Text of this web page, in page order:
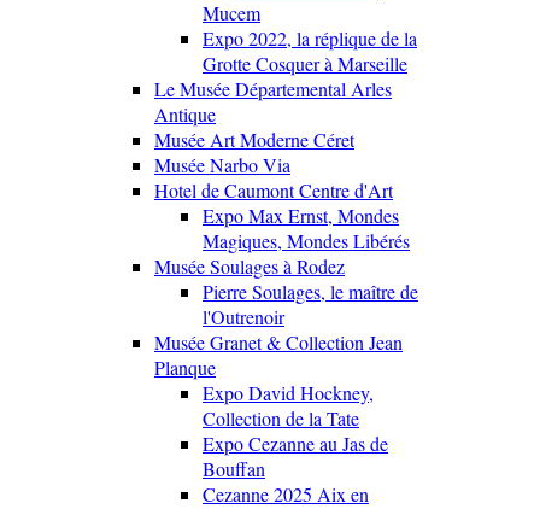
Mucem
Expo 2022, la réplique de la
Grotte Cosquer à Marseille
Le Musée Départemental Arles
Antique
Musée Art Moderne Céret
Musée Narbo Via
Hotel de Caumont Centre d'Art
Expo Max Ernst, Mondes
Magiques, Mondes Libérés
Musée Soulages à Rodez
Pierre Soulages, le maître de
l'Outrenoir
Musée Granet & Collection Jean
Planque
Expo David Hockney,
Collection de la Tate
Expo Cezanne au Jas de
Bouffan
Cezanne 2025 Aix en